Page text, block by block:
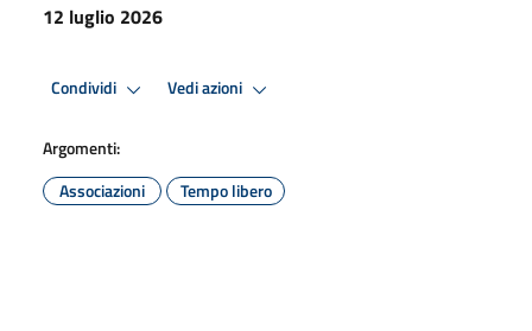
12 luglio 2026
Condividi Vedi azioni
Argomenti:
Associazioni
Tempo libero